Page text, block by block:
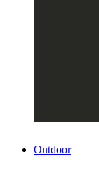
Outdoor